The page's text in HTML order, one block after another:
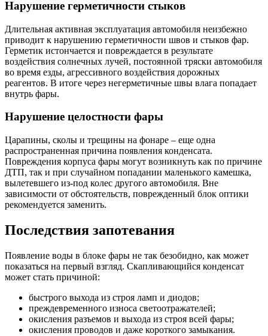
Нарушение герметичности стыков
Длительная активная эксплуатация автомобиля неизбежно
приводит к нарушению герметичности швов и стыков фар.
Герметик истончается и повреждается в результате
воздействия солнечных лучей, постоянной тряски автомобиля
во время езды, агрессивного воздействия дорожных
реагентов. В итоге через негерметичные швы влага попадает
внутрь фары.
Нарушение целостности фары
Царапины, сколы и трещины на фонаре – еще одна
распространенная причина появления конденсата.
Повреждения корпуса фары могут возникнуть как по причине
ДТП, так и при случайном попадании маленького камешка,
вылетевшего из-под колес другого автомобиля. Вне
зависимости от обстоятельств, поврежденный блок оптики
рекомендуется заменить.
Последствия запотевания
Появление воды в блоке фары не так безобидно, как может
показаться на первый взгляд. Скапливающийся конденсат
может стать причиной:
быстрого выхода из строя ламп и диодов;
преждевременного износа светоотражателей;
окисления разъемов и выхода из строя всей фары;
окисления проводов и даже короткого замыкания.